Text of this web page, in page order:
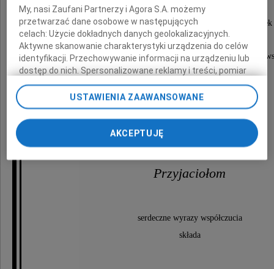
Odszedł niespodziewanie, pozostawiając po sobie
Drogi Jacku, w naszej pamięci pozostaniesz na
Rodzinie
Przyjaciołom
serdeczne wyrazy współczucia
składa
My, nasi Zaufani Partnerzy i Agora S.A. możemy
przetwarzać dane osobowe w następujących
celach:Użycie dokładnych danych geolokalizacyjnych.
Aktywne skanowanie charakterystyki urządzenia do celów
identyfikacji. Przechowywanie informacji na urządzeniu lub
dostęp do nich. Spersonalizowane reklamy i treści, pomiar
reklam i treści, badnie odbiorców i ulepszanie usług.
Lista Zaufanych Partnerów
USTAWIENIA ZAAWANSOWANE
AKCEPTUJĘ